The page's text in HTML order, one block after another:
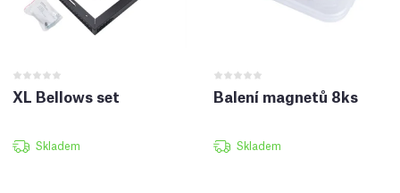
XL Bellows set
Skladem
Balení magnetů 8ks
Skladem